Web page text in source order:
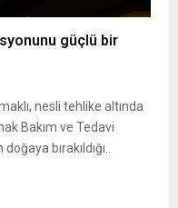
güçlü bir
nesli tehlike altında
Bakım ve Tedavi
bırakıldığı..